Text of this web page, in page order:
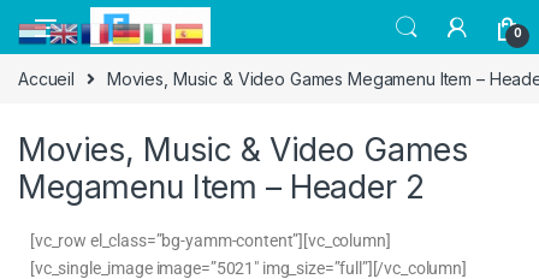
0
Accueil Movies, Music & Video Games Megamenu Item –
Movies, Music & Video Games
Megamenu Item – Header 2
[vc_row el_class=”bg-yamm-content”][vc_column]
[vc_single_image image=”5021″ img_size=”full”][/vc_column]